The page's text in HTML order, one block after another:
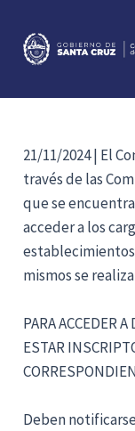
contenido
21/11/2024 | El
través de las
que se
acceder a los
mismos se
PARA ACCEDER
ESTAR
Deben